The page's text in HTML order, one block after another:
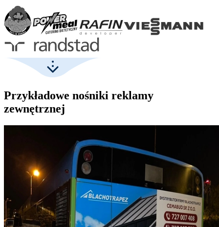
Przykładowe nośniki reklamy
zewnętrznej